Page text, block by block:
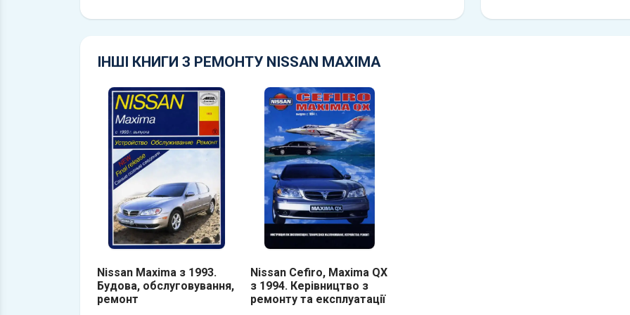
ІНШІ КНИГИ З РЕМОНТУ NISSAN MAXIMA
Nissan Maxima з 1993.
Будова, обслуговування,
ремонт
Nissan Cefiro, Maxima QX
з 1994. Керівництво з
ремонту та експлуатації